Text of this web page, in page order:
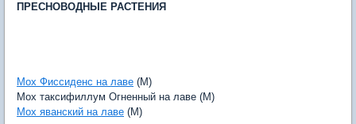
ПРЕСНОВОДНЫЕ РАСТЕНИЯ
Мох Фиссиденс на лаве (M)
Мох таксифиллум Огненный на лаве (M)
Мох яванский на лаве (M)